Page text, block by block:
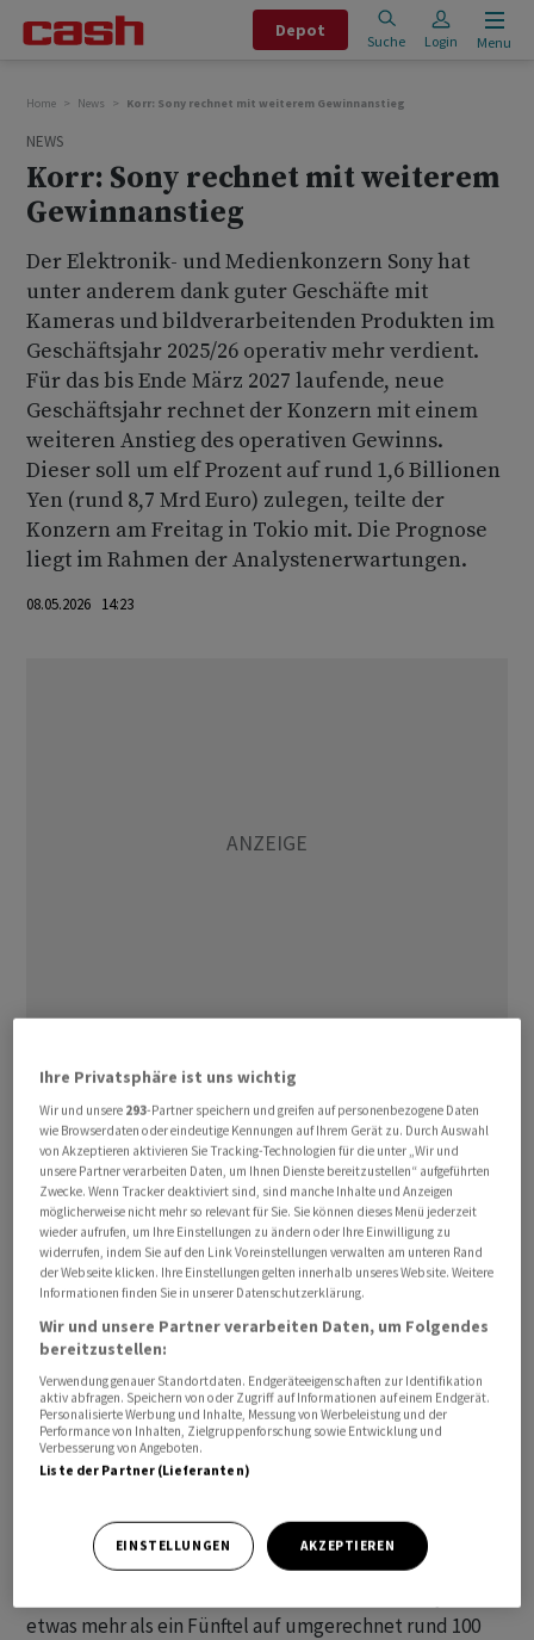
Depot
Suche Login Menu
Home News Korr: Sony rechnet mit weiterem Gewinnanstieg
NEWS
Korr: Sony rechnet mit weiterem
Gewinnanstieg
Der Elektronik- und Medienkonzern Sony hat
unter anderem dank guter Geschäfte mit
Kameras und bildverarbeitenden Produkten im
Geschäftsjahr 2025/26 operativ mehr verdient.
Für das bis Ende März 2027 laufende, neue
Geschäftsjahr rechnet der Konzern mit einem
weiteren Anstieg des operativen Gewinns.
Dieser soll um elf Prozent auf rund 1,6 Billionen
Yen (rund 8,7 Mrd Euro) zulegen, teilte der
Konzern am Freitag in Tokio mit. Die Prognose
liegt im Rahmen der Analystenerwartungen.
08.05.2026 14:23
um 13 Prozent auf knapp 1,45 Billionen Yen an. Das war
etwas weniger als zuletzt in Aussicht gestellt. Dies war
allerdings auch auf einige Sondereffekte
zurückzuführen. Der Umsatz legte um vier Prozent auf
12,5 Billionen Yen zu. In den zwölf Monaten bis Ende
März 2027 rechnet der Konzern mit einem leichten
Rückgang beim Erlös.
Sony kündigte zudem den Rückkauf von eigenen Aktien
für den Wert von bis zu 500 Milliarden Yen an. Damit will
das Unternehmen die zuletzt stark unter Druck
stehende Aktie stützen. Zumindest am Freitag gelang
das zeitweise. Der Kurs zog um bis zu sieben Prozent an.
Allerdings gab das Papier den Grossteil der Gewinne
Prozent im Plus.
etwas mehr als ein Fünftel auf umgerechnet rund 100
Ihre Privatsphäre ist uns wichtig
Wir und unsere 293-Partner speichern und greifen auf personenbezogene Daten
wie Browserdaten oder eindeutige Kennungen auf Ihrem Gerät zu. Durch Auswahl
von Akzeptieren aktivieren Sie Tracking-Technologien für die unter „Wir und
unsere Partner verarbeiten Daten, um Ihnen Dienste bereitzustellen“ aufgeführten
Zwecke. Wenn Tracker deaktiviert sind, sind manche Inhalte und Anzeigen
möglicherweise nicht mehr so relevant für Sie. Sie können dieses Menü jederzeit
wieder aufrufen, um Ihre Einstellungen zu ändern oder Ihre Einwilligung zu
widerrufen, indem Sie auf den Link Voreinstellungen verwalten am unteren Rand
der Webseite klicken. Ihre Einstellungen gelten innerhalb unseres Website. Weitere
Informationen finden Sie in unserer Datenschutzerklärung.
Wir und unsere Partner verarbeiten Daten, um Folgendes
bereitzustellen:
Verwendung genauer Standortdaten. Endgeräteeigenschaften zur Identifikation
aktiv abfragen. Speichern von oder Zugriff auf Informationen auf einem Endgerät.
Personalisierte Werbung und Inhalte, Messung von Werbeleistung und der
Performance von Inhalten, Zielgruppenforschung sowie Entwicklung und
Verbesserung von Angeboten.
Liste der Partner (Lieferanten)
EINSTELLUNGEN AKZEPTIEREN